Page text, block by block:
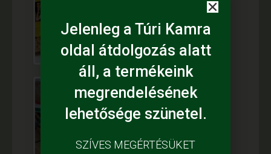
Jelenleg a Túri Kamra
oldal átdolgozás alatt
áll, a termékeink
megrendelésének
lehetősége szünetel.
SZÍVES MEGÉRTÉSÜKET